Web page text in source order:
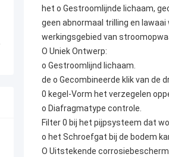
het o Gestroomlijnde lichaam,
geen abnormaal trilling en
werkingsgebied van
O Uniek Ontwerp:
o Gestroomlijnd lichaam.
de o Gecombineerde klik van de
0 kegel-Vorm het verzegelen
o Diafragmatype controle.
Filter 0 bij het pijpsysteem dat
o het Schroefgat bij de bodem
O Uitstekende